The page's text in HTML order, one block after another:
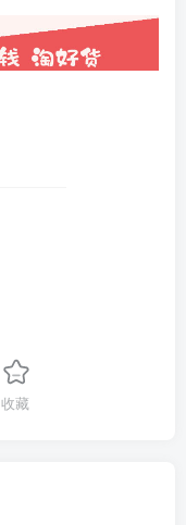
收藏